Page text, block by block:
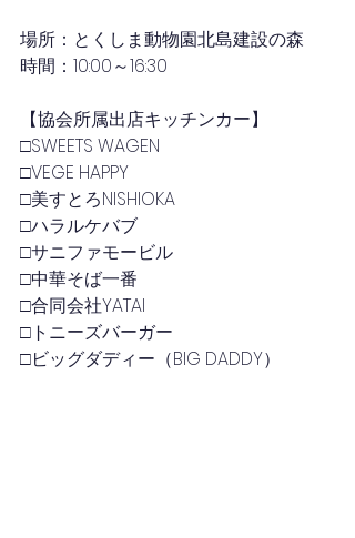
場所：とくしま動物園北島建設の森
時間：10:00～16:30
【協会所属出店キッチンカー】
□SWEETS WAGEN
□VEGE HAPPY
□美すとろNISHIOKA
□ハラルケバブ
□サニファモービル
□中華そば一番
□合同会社YATAI
□トニーズバーガー
□ビッグダディー（BIG DADDY）